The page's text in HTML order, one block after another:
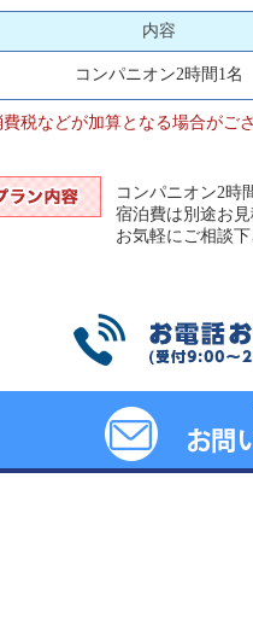
内容
コンパニオン2時間1名
税などが加算となる場合がご
コンパニオン2時
宿泊費は別途お見
お気軽にご相談下